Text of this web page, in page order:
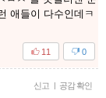
애들이 다수인데ㅋ
0
11
신고 | 공감 확인